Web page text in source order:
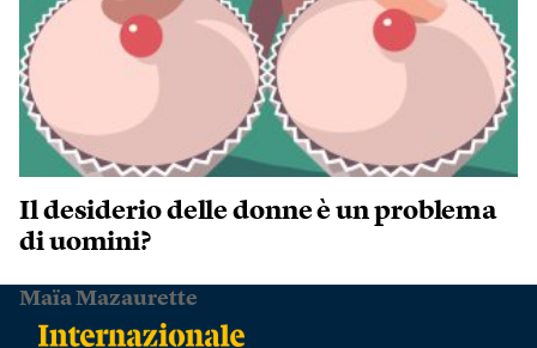
Il desiderio delle donne è un problema
di uomini?
Maïa Mazaurette